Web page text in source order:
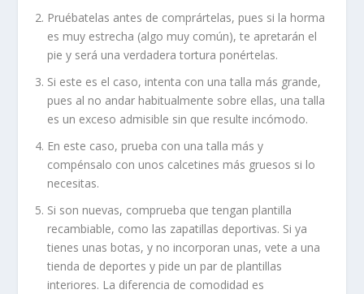
Pruébatelas antes de comprártelas, pues si la horma
es muy estrecha (algo muy común), te apretarán el
pie y será una verdadera tortura ponértelas.
Si este es el caso, intenta con una talla más grande,
pues al no andar habitualmente sobre ellas, una talla
es un exceso admisible sin que resulte incómodo.
En este caso, prueba con una talla más y
compénsalo con unos calcetines más gruesos si lo
necesitas.
Si son nuevas, comprueba que tengan plantilla
recambiable, como las zapatillas deportivas. Si ya
tienes unas botas, y no incorporan unas, vete a una
tienda de deportes y pide un par de plantillas
interiores. La diferencia de comodidad es